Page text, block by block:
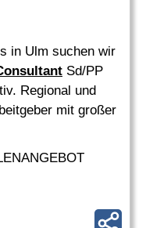
in Ulm suchen wir
Sd/PP
Regional und
mit großer